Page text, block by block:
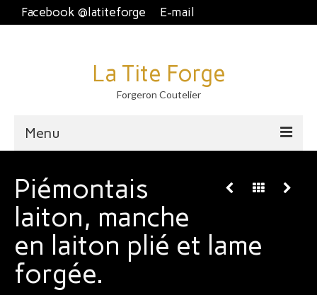
Facebook @latiteforge E-mail
La Tite Forge
Forgeron Coutelier
Menu
Disponible
Brut de forge
Piémontais et crans plat.
Couteau fixe et dague
Piémontais
laiton, manche
en laiton plié et lame
forgée.